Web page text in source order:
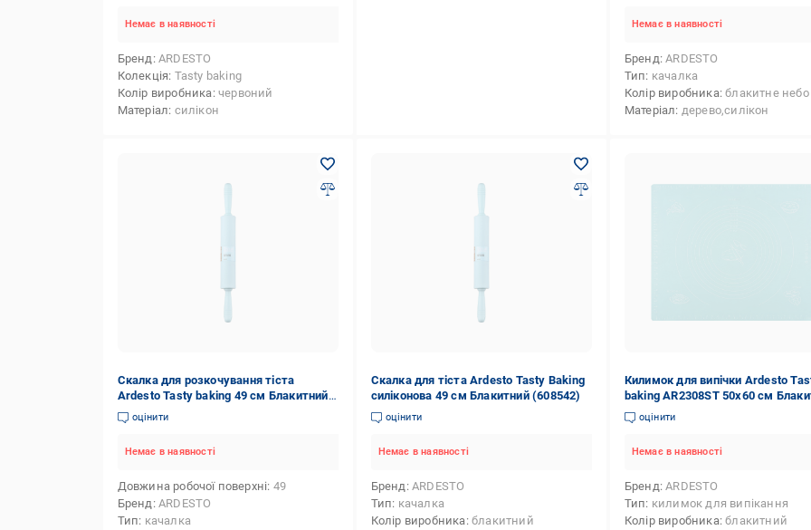
Немає в наявності
Бренд ARDESTO
Колекція Tasty baking
Колір виробника червоний
Матеріал силікон
Немає в наявності
Бренд ARDESTO
Тип качалка
Колір виробника блакитне небо
Матеріал дерево,силікон
Скалка для розкочування тіста
Ardesto Tasty baking 49 см Блакитний
(AR2322T)
оцінити
Немає в наявності
Довжина робочої поверхні 49
Бренд ARDESTO
Тип качалка
Скалка для тіста Ardesto Tasty Baking
силіконова 49 см Блакитний (608542)
оцінити
Немає в наявності
Бренд ARDESTO
Тип качалка
Колір виробника блакитний
Килимок для випічки Ardesto
baking AR2308ST 50х60 см
(11664129)
оцінити
Немає в наявності
Бренд ARDESTO
Тип килимок для випікання
Колір виробника блакитний